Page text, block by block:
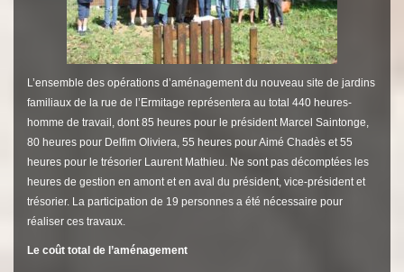
L’ensemble des opérations d’aménagement du nouveau site de jardins
familiaux de la rue de l’Ermitage représentera au total 440 heures-
homme de travail, dont 85 heures pour le président Marcel Saintonge,
80 heures pour Delfim Oliviera, 55 heures pour Aimé Chadès et 55
heures pour le trésorier Laurent Mathieu. Ne sont pas décomptées les
heures de gestion en amont et en aval du président, vice-président et
trésorier. La participation de 19 personnes a été nécessaire pour
réaliser ces travaux.
Le coût total de l’aménagement